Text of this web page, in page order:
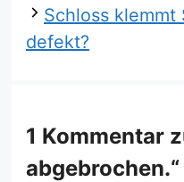
Schloss klemmt
defekt?
1 Kommentar
abgebrochen.“